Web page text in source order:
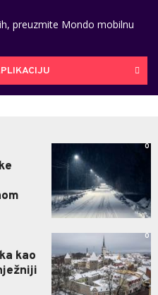
preuzmite Mondo mobilnu
0
kao
0